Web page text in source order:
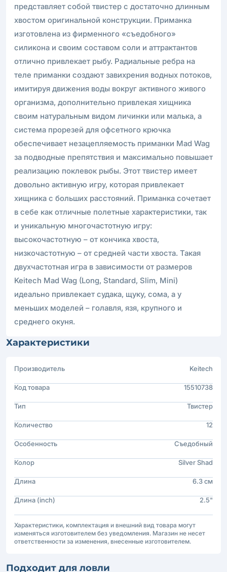
представляет собой твистер с достаточно длинным
хвостом оригинальной конструкции. Приманка
изготовлена из фирменного «съедобного»
силикона и своим составом соли и аттрактантов
отлично привлекает рыбу. Радиальные ребра на
теле приманки создают завихрения водных потоков,
имитируя движения воды вокруг активного живого
организма, дополнительно привлекая хищника
своим натуральным видом личинки или малька, а
система прорезей для офсетного крючка
обеспечивает незацепляемость приманки Mad Wag
за подводные препятствия и максимально повышает
реализацию поклевок рыбы. Этот твистер имеет
довольно активную игру, которая привлекает
хищника с больших расстояний. Приманка сочетает
в себе как отличные полетные характеристики, так
и уникальную многочастотную игру:
высокочастотную – от кончика хвоста,
низкочастотную – от средней части хвоста. Такая
двухчастотная игра в зависимости от размеров
Keitech Mad Wag (Long, Standard, Slim, Mini)
идеально привлекает судака, щуку, сома, а у
меньших моделей – голавля, язя, крупного и
среднего окуня.
Характеристики
Производитель Keitech
Код товара 15510738
Тип Твистер
Количество 12
Особенность Съедобный
Колор Silver Shad
Длина 6.3 см
Длина (inch) 2.5"
Характеристики, комплектация и внешний вид товара могут
изменяться изготовителем без уведомления. Магазин не несет
ответственности за изменения, внесенные изготовителем.
Подходит для ловли